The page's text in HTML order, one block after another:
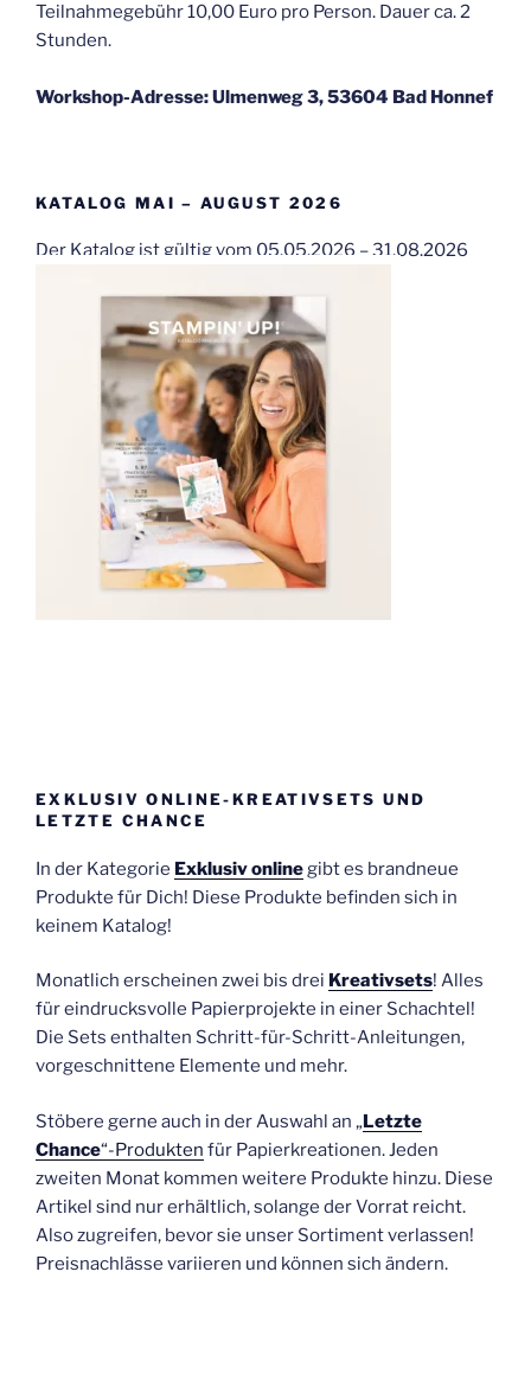
Teilnahmegebühr 10,00 Euro pro Person. Dauer ca. 2
Stunden.
Workshop-Adresse: Ulmenweg 3, 53604 Bad Honnef
KATALOG MAI – AUGUST 2026
Der Katalog ist gültig vom 05.05.2026 – 31.08.2026
EXKLUSIV ONLINE-KREATIVSETS UND
LETZTE CHANCE
In der Kategorie Exklusiv onlinegibt es brandneue
Produkte für Dich! Diese Produkte befinden sich in
keinem Katalog!
Monatlich erscheinen zwei bis drei Kreativsets! Alles
für eindrucksvolle Papierprojekte in einer Schachtel!
Die Sets enthalten Schritt-für-Schritt-Anleitungen,
vorgeschnittene Elemente und mehr.
Stöbere gerne auch in der Auswahl an „Letzte
Chance“-Produkten für Papierkreationen. Jeden
zweiten Monat kommen weitere Produkte hinzu. Diese
Artikel sind nur erhältlich, solange der Vorrat reicht.
Also zugreifen, bevor sie unser Sortiment verlassen!
Preisnachlässe variieren und können sich ändern.